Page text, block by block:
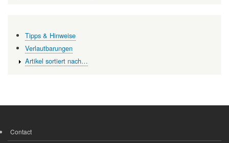
Tipps & Hinweise
Verlautbarungen
Artikel sortiert nach…
FOOTER
Contact